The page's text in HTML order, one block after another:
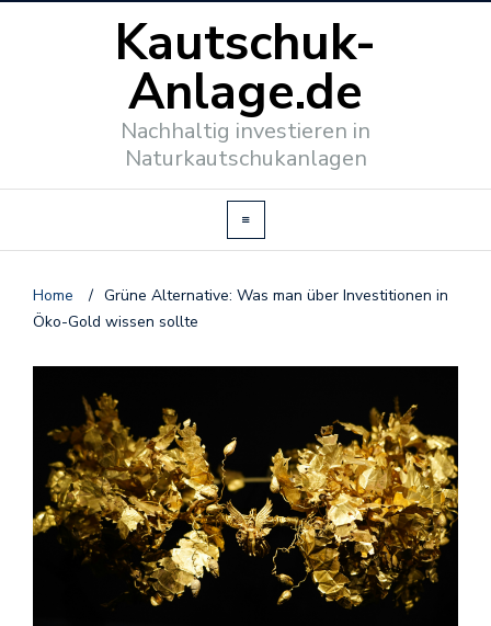
Kautschuk-
Anlage.de
Nachhaltig investieren in
Naturkautschukanlagen
Home / Grüne Alternative: Was man über Investitionen in
Öko-Gold wissen sollte